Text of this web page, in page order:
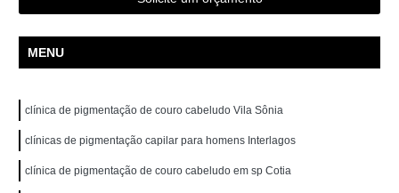
MENU
clínica de pigmentação de couro cabeludo Vila Sônia
clínicas de pigmentação capilar para homens Interlagos
clínica de pigmentação de couro cabeludo em sp Cotia